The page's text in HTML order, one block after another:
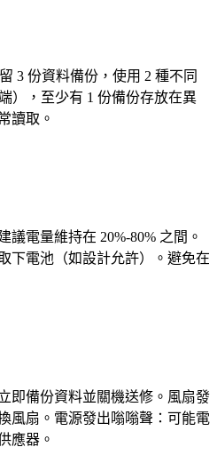
3 份資料備份，使用 2 種不同
），至少有 1 份備份存放在異
讀取。
電量維持在 20%-80% 之間。
下電池（如設計允許）。避免在
即備份資料並關機送修。風扇發
風扇。電源發出嗡嗡聲：可能電
應器。